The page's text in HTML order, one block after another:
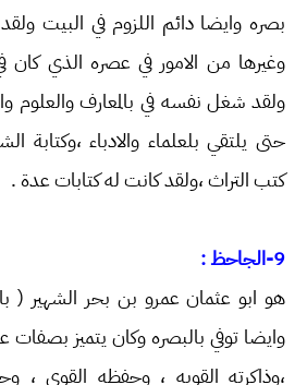
بصره وايضا دائم اللزوم في البيت
وغيرها من الامور في عصره الذي كان
ولقد شغل نفسه في بالمعارف والعلوم
حتى يلتقي بلعلماء والادباء ،وكتابة
كتب التراث ،ولقد كانت له كتابات عدة .
9-الجاحظ :
هو ابو عثمان عمرو بن بحر الشهير (
وايضا توفي بالبصره وكان يتميز بصفات
،وذاكرته القويه ، وحفظه القوي ،